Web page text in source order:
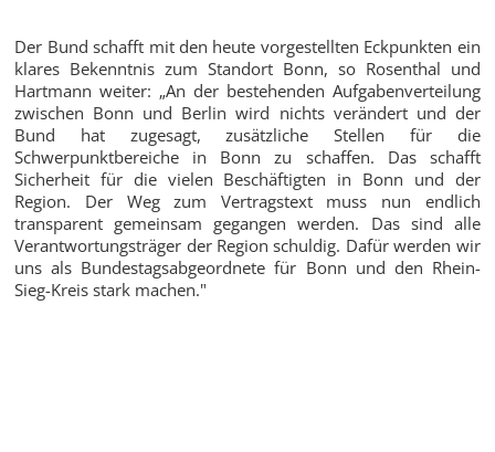
Der Bund schafft mit den heute vorgestellten Eckpunkten ein
klares Bekenntnis zum Standort Bonn, so Rosenthal und
Hartmann weiter: „An der bestehenden Aufgabenverteilung
zwischen Bonn und Berlin wird nichts verändert und der
Bund hat zugesagt, zusätzliche Stellen für die
Schwerpunktbereiche in Bonn zu schaffen. Das schafft
Sicherheit für die vielen Beschäftigten in Bonn und der
Region. Der Weg zum Vertragstext muss nun endlich
transparent gemeinsam gegangen werden. Das sind alle
Verantwortungsträger der Region schuldig. Dafür werden wir
uns als Bundestagsabgeordnete für Bonn und den Rhein-
Sieg-Kreis stark machen."